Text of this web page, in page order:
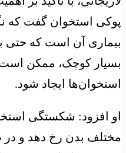
پوکی استخوان گفت که
بیماری آن است که حتی
بسیار کوچک، ممکن
استخوان‌ها ایجاد شود.
او افزود: شکستگی
مختلف بدن رخ دهد و در